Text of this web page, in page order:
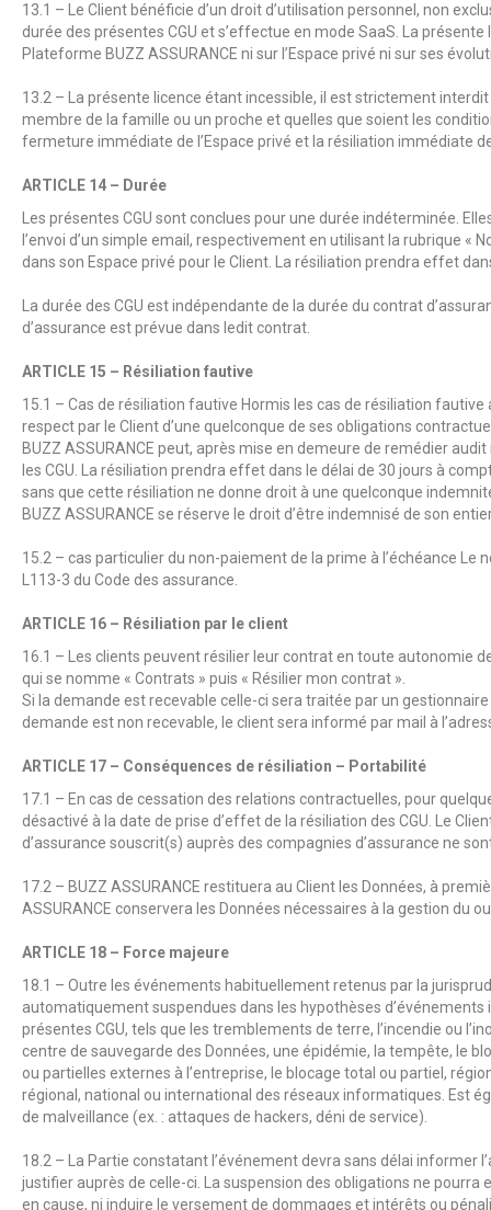
13.1 – Le Client bénéficie d’un droit d’utilisation personnel, non
durée des présentes CGU et s’effectue en mode SaaS. La
Plateforme BUZZ ASSURANCE ni sur l’Espace privé ni sur ses
13.2 – La présente licence étant incessible, il est strictement
membre de la famille ou un proche et quelles que soient les
fermeture immédiate de l’Espace privé et la résiliation immédiate
ARTICLE 14 – Durée
Les présentes CGU sont conclues pour une durée indéterminée.
l’envoi d’un simple email, respectivement en utilisant la rubrique «
dans son Espace privé pour le Client. La résiliation prendra effet
La durée des CGU est indépendante de la durée du contrat
d’assurance est prévue dans ledit contrat.
ARTICLE 15 – Résiliation fautive
15.1 – Cas de résiliation fautive Hormis les cas de résiliation
respect par le Client d’une quelconque de ses obligations
BUZZ ASSURANCE peut, après mise en demeure de remédier audit
les CGU. La résiliation prendra effet dans le délai de 30 jours à
sans que cette résiliation ne donne droit à une quelconque
BUZZ ASSURANCE se réserve le droit d’être indemnisé de son
15.2 – cas particulier du non-paiement de la prime à l’échéance
L113-3 du Code des assurance.
ARTICLE 16 – Résiliation par le client
16.1 – Les clients peuvent résilier leur contrat en toute autonomie
qui se nomme « Contrats » puis « Résilier mon contrat ».
Si la demande est recevable celle-ci sera traitée par un
demande est non recevable, le client sera informé par mail à
ARTICLE 17 – Conséquences de résiliation – Portabilité
17.1 – En cas de cessation des relations contractuelles, pour
désactivé à la date de prise d’effet de la résiliation des CGU. Le
d’assurance souscrit(s) auprès des compagnies d’assurance ne
17.2 – BUZZ ASSURANCE restituera au Client les Données, à
ASSURANCE conservera les Données nécessaires à la gestion du
ARTICLE 18 – Force majeure
18.1 – Outre les événements habituellement retenus par la
automatiquement suspendues dans les hypothèses
présentes CGU, tels que les tremblements de terre, l’incendie ou
centre de sauvegarde des Données, une épidémie, la tempête, le
ou partielles externes à l’entreprise, le blocage total ou partiel,
régional, national ou international des réseaux informatiques. Est
de malveillance (ex. : attaques de hackers, déni de service).
18.2 – La Partie constatant l’événement devra sans délai informer
justifier auprès de celle-ci. La suspension des obligations ne
en cause, ni induire le versement de dommages et intérêts ou